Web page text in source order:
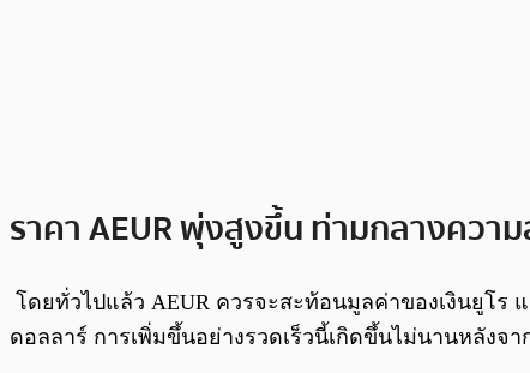
ราคา AEUR พุ่งสูงขึ้น ท่ามกลางควา
โดยทั่วไปแล้ว AEUR ควรจะสะท้อนมูลค่าของเงินยูโ
ดอลลาร์ การเพิ่มขึ้นอย่างรวดเร็วนี้เกิดขึ้นไม่นานหลังจ